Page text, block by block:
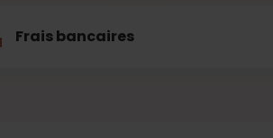
Frais bancaires